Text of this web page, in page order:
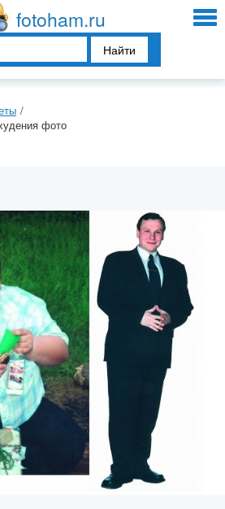
fotoham.ru
Найти
/
фото